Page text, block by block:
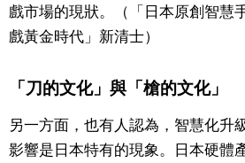
教育
工作勞動
家庭
戲市場的現狀。（「日本原創智慧
戲黃金時代」新清士）
「刀的文化」與「槍的文化」
另一方面，也有人認為，智慧化升
影響是日本特有的現象。日本硬體